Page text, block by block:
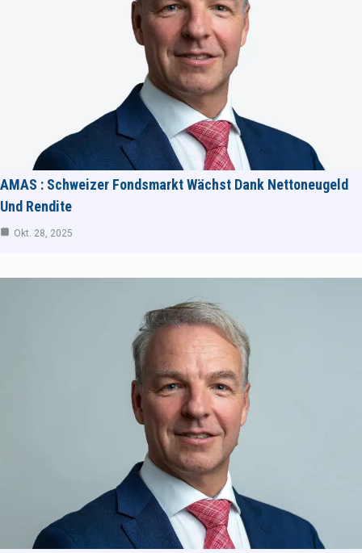
AMAS : Schweizer Fondsmarkt Wächst Dank Nettoneugeld
Und Rendite
Okt. 28, 2025